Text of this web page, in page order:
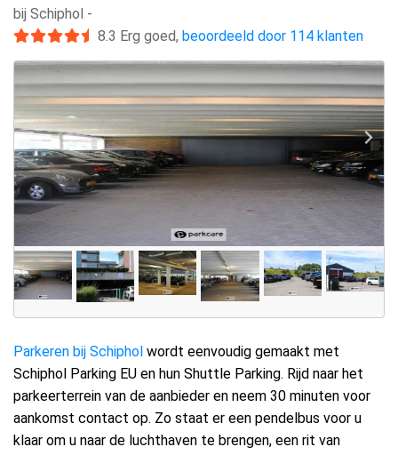
bij Schiphol -
8.3 Erg goed, beoordeeld door 114 klanten
Parkeren bij Schiphol wordt eenvoudig gemaakt met
Schiphol Parking EU en hun Shuttle Parking. Rijd naar het
parkeerterrein van de aanbieder en neem 30 minuten voor
aankomst contact op. Zo staat er een pendelbus voor u
klaar om u naar de luchthaven te brengen, een rit van